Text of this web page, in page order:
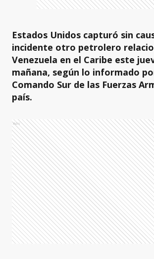
Estados Unidos capturó sin
incidente otro petrolero
Venezuela en el Caribe este
mañana, según lo informado
Comando Sur de las Fuerzas
país.
Ads